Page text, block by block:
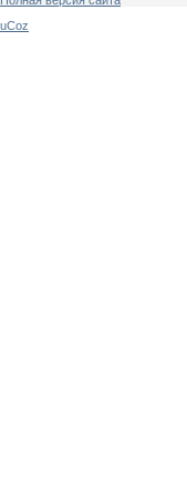
uCoz